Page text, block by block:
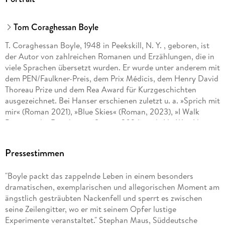
Tom Coraghessan Boyle
T. Coraghessan Boyle, 1948 in Peekskill, N. Y. , geboren, ist
der Autor von zahlreichen Romanen und Erzählungen, die in
viele Sprachen übersetzt wurden. Er wurde unter anderem mit
dem PEN/Faulkner-Preis, dem Prix Médicis, dem Henry David
Thoreau Prize und dem Rea Award für Kurzgeschichten
ausgezeichnet. Bei Hanser erschienen zuletzt u. a. »Sprich mit
mir« (Roman 2021), »Blue Skies« (Roman, 2023), »I Walk
Between the Raindrops« (Storys, 2024) und »No Way Home«
Pressestimmen
"Boyle packt das zappelnde Leben in einem besonders
dramatischen, exemplarischen und allegorischen Moment am
ängstlich gesträubten Nackenfell und sperrt es zwischen
seine Zeilengitter, wo er mit seinem Opfer lustige
Experimente veranstaltet." Stephan Maus, Süddeutsche